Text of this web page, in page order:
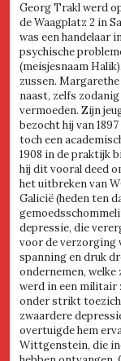
Georg Trakl werd
de Waagplatz 2 in
was een handelaar
psychische
(meisjesnaam
zussen.
naast, zelfs
vermoeden. Zijn
bezocht hij van
toch een
1908 in de praktijk
hij dit vooral deed
het uitbreken van
Galicië (heden ten
depressie, die
voor de verzorging
spanning en druk
ondernemen,
werd in een militair
onder strikt
zwaardere
overtuigde hem
Wittgenstein, die